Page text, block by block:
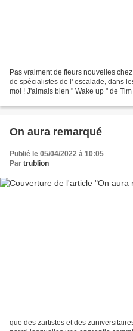
Pas vraiment de fleurs nouvelles
de spécialistes de l' escalade, dans
moi ! J'aimais bien " Wake up " de
On aura remarqué
Publié le 05/04/2022 à 10:05
Par trublion
que des zartistes et des